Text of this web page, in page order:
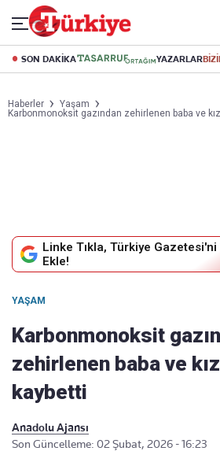
SON DAKİKA YAZARLAR
Haberler
Yaşam
Karbonmonoksit gazından zehirlenen baba ve
Linke Tıkla, Türkiye
Ekle!
YAŞAM
Karbonmonoksit
zehirlenen baba ve
kaybetti
Anadolu Ajansı
Son Güncelleme: 02 Şubat, 2026 - 16:23